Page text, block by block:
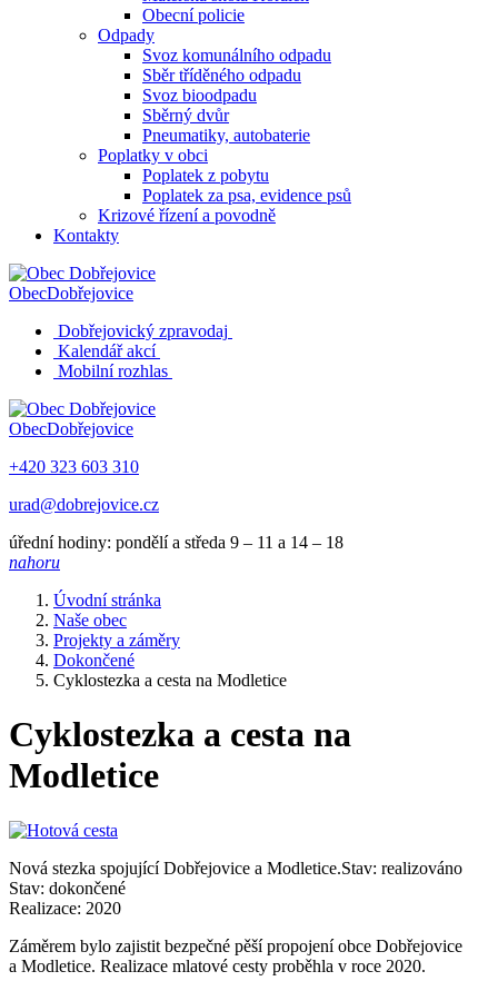
Obecní policie
Odpady
Svoz komunálního odpadu
Sběr tříděného odpadu
Svoz bioodpadu
Sběrný dvůr
Pneumatiky, autobaterie
Poplatky v obci
Poplatek z pobytu
Poplatek za psa, evidence psů
Krizové řízení a povodně
Kontakty
ObecDobřejovice
Dobřejovický zpravodaj
Kalendář akcí
Mobilní rozhlas
ObecDobřejovice
+420 323 603 310
urad@dobrejovice.cz
úřední hodiny: pondělí a středa 9 – 11 a 14 – 18
nahoru
Úvodní stránka
Naše obec
Projekty a záměry
Dokončené
Cyklostezka a cesta na Modletice
Cyklostezka a cesta na
Modletice
Nová stezka spojující Dobřejovice a Modletice.Stav: realizováno
Stav: dokončené
Realizace: 2020
Záměrem bylo zajistit bezpečné pěší propojení obce Dobřejovice
a Modletice. Realizace mlatové cesty proběhla v roce 2020.